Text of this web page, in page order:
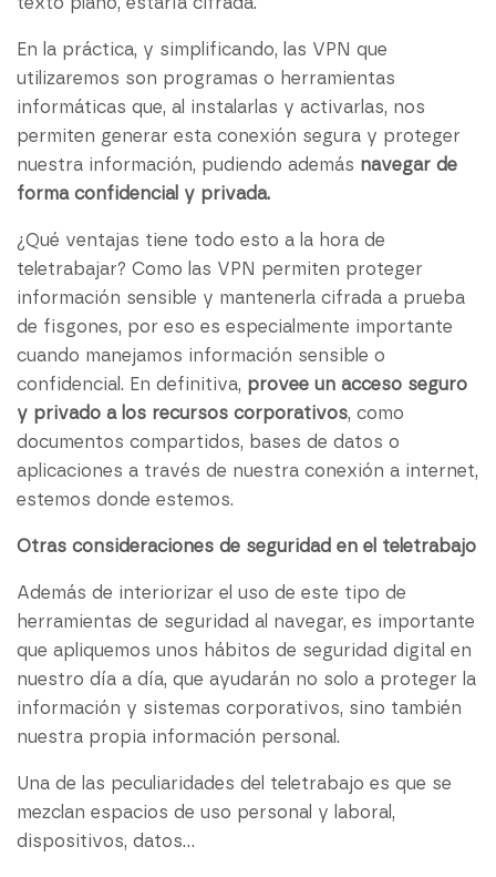
En la práctica, y simplificando, las VPN que
utilizaremos son programas o herramientas
informáticas que, al instalarlas y activarlas, nos
permiten generar esta conexión segura y proteger
nuestra información, pudiendo además navegar de
forma confidencial y privada.
¿Qué ventajas tiene todo esto a la hora de
teletrabajar? Como las VPN permiten proteger
información sensible y mantenerla cifrada a prueba
de fisgones, por eso es especialmente importante
cuando manejamos información sensible o
confidencial. En definitiva, provee un acceso seguro
y privado a los recursos corporativos, como
documentos compartidos, bases de datos o
aplicaciones a través de nuestra conexión a internet,
estemos donde estemos.
Otras consideraciones de seguridad en el teletrabajo
Además de interiorizar el uso de este tipo de
herramientas de seguridad al navegar, es importante
que apliquemos unos hábitos de seguridad digital en
nuestro día a día, que ayudarán no solo a proteger la
información y sistemas corporativos, sino también
nuestra propia información personal.
Una de las peculiaridades del teletrabajo es que se
mezclan espacios de uso personal y laboral,
dispositivos, datos…